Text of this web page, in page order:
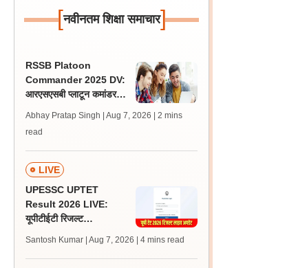
[नवीनतम शिक्षा समाचार]
RSSB Platoon
Commander 2025 DV:
आरएसएसबी प्लाटून कमांडर
फॉर्मेट डाउनलोड करें
Abhay Pratap Singh | Aug 7, 2026
| 2 mins
read
LIVE
UPESSC UPTET
Result 2026 LIVE:
यूपीटीईटी रिजल्ट
जल्द, जानें लेटेस्ट अपडेट,
पासिंग मार्क्स
Santosh Kumar | Aug 7, 2026 | 4 mins read